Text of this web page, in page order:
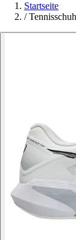
Startseite
/